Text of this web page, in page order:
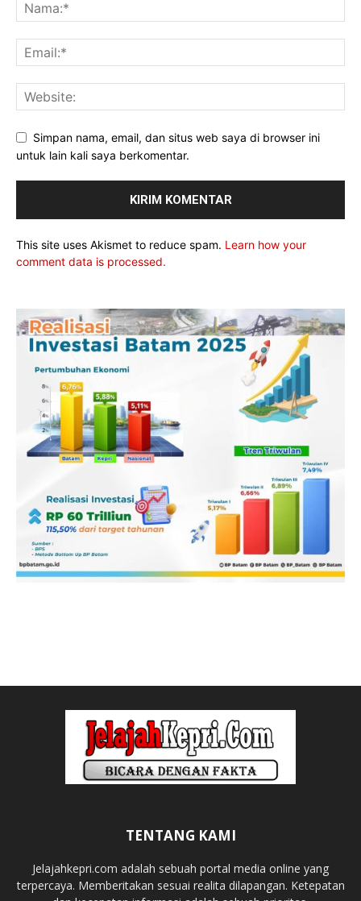
Simpan nama, email, dan situs web saya di browser ini
untuk lain kali saya berkomentar.
This site uses Akismet to reduce spam. Learn how your
comment data is processed.
TENTANG KAMI
Jelajahkepri.com adalah sebuah portal media online yang
terpercaya. Memberitakan sesuai realita dilapangan. Ketepatan